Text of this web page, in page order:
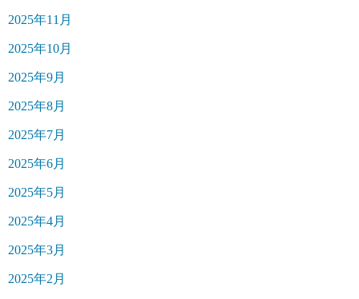
2025年11月
2025年10月
2025年9月
2025年8月
2025年7月
2025年6月
2025年5月
2025年4月
2025年3月
2025年2月